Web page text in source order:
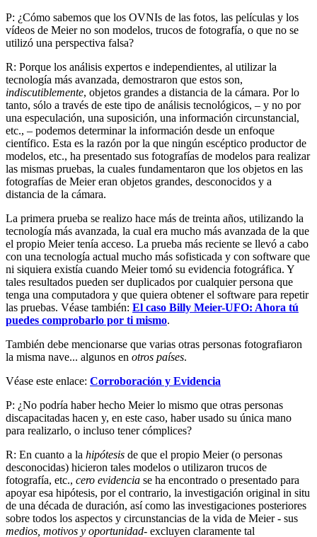
P: ¿Cómo sabemos que los OVNIs de las fotos, las películas y los
vídeos de Meier no son modelos, trucos de fotografía, o que no se
utilizó una perspectiva falsa?
R: Porque los análisis expertos e independientes, al utilizar la
tecnología más avanzada, demostraron que estos son,
indiscutiblemente, objetos grandes a distancia de la cámara. Por lo
tanto, sólo a través de este tipo de análisis tecnológicos, – y no por
una especulación, una suposición, una información circunstancial,
etc., – podemos determinar la información desde un enfoque
científico. Esta es la razón por la que ningún escéptico productor de
modelos, etc., ha presentado sus fotografías de modelos para realizar
las mismas pruebas, la cuales fundamentaron que los objetos en las
fotografías de Meier eran objetos grandes, desconocidos y a
distancia de la cámara.
La primera prueba se realizo hace más de treinta años, utilizando la
tecnología más avanzada, la cual era mucho más avanzada de la que
el propio Meier tenía acceso. La prueba más reciente se llevó a cabo
con una tecnología actual mucho más sofisticada y con software que
ni siquiera existía cuando Meier tomó su evidencia fotográfica. Y
tales resultados pueden ser duplicados por cualquier persona que
tenga una computadora y que quiera obtener el software para repetir
las pruebas. Véase también: El caso Billy Meier-UFO: Ahora tú
puedes comprobarlo por ti mismo.
También debe mencionarse que varias otras personas fotografiaron
la misma nave... algunos en otros países.
Véase este enlace: Corroboración y Evidencia
P: ¿No podría haber hecho Meier lo mismo que otras personas
discapacitadas hacen y, en este caso, haber usado su única mano
para realizarlo, o incluso tener cómplices?
R: En cuanto a la hipótesis de que el propio Meier (o personas
desconocidas) hicieron tales modelos o utilizaron trucos de
fotografía, etc., cero evidencia se ha encontrado o presentado para
apoyar esa hipótesis, por el contrario, la investigación original in situ
de una década de duración, así como las investigaciones posteriores
sobre todos los aspectos y circunstancias de la vida de Meier - sus
medios, motivos y oportunidad- excluyen claramente tal